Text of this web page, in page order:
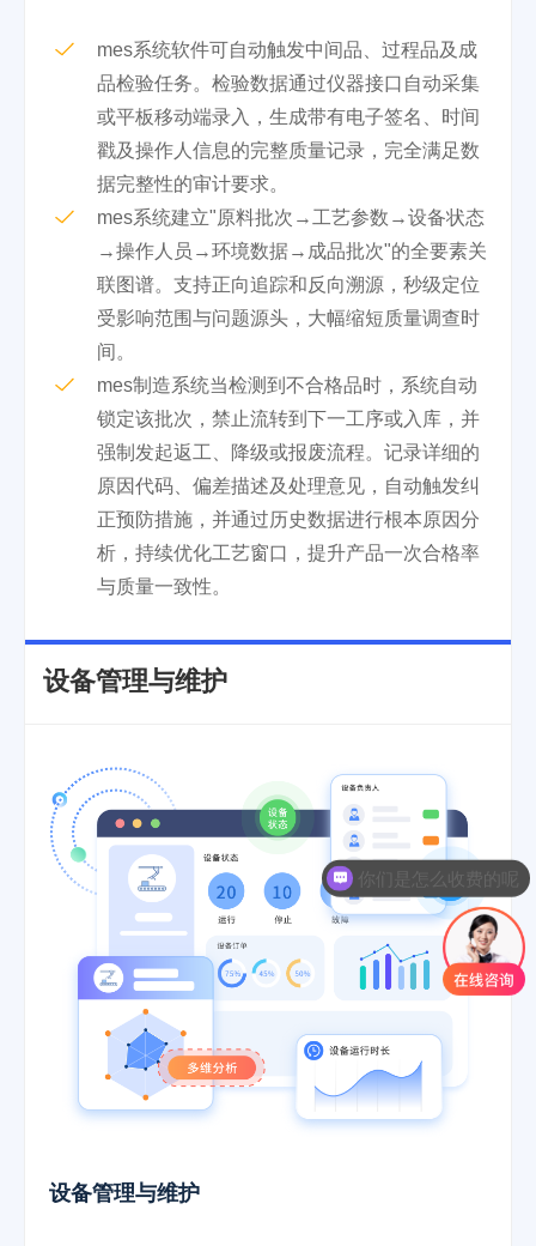
mes系统软件可自动触发中间品、过程品及成
品检验任务。检验数据通过仪器接口自动采集
或平板移动端录入，生成带有电子签名、时间
戳及操作人信息的完整质量记录，完全满足数
据完整性的审计要求。
mes系统建立"原料批次→工艺参数→设备状态
→操作人员→环境数据→成品批次"的全要素关
联图谱。支持正向追踪和反向溯源，秒级定位
受影响范围与问题源头，大幅缩短质量调查时
间。
mes制造系统当检测到不合格品时，系统自动
锁定该批次，禁止流转到下一工序或入库，并
强制发起返工、降级或报废流程。记录详细的
原因代码、偏差描述及处理意见，自动触发纠
正预防措施，并通过历史数据进行根本原因分
析，持续优化工艺窗口，提升产品一次合格率
与质量一致性。
设备管理与维护
设备管理与维护
你们是怎么收费的呢